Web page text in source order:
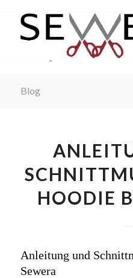
Blog
HOODIE
Anleitung und
Sewera